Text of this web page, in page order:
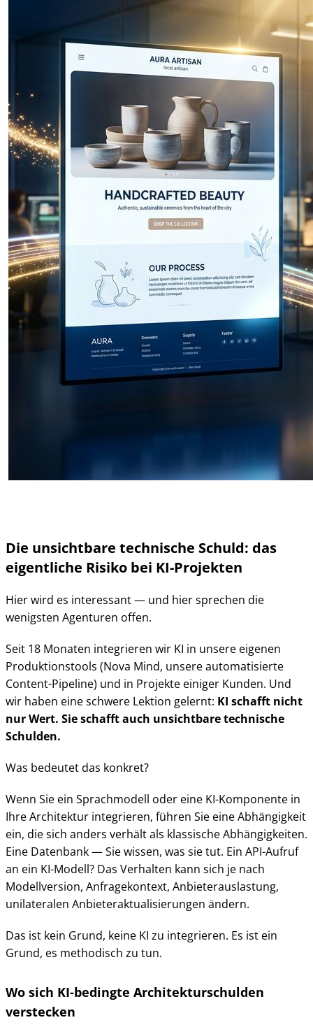
Die unsichtbare technische Schuld: das
eigentliche Risiko bei KI-Projekten
Hier wird es interessant — und hier sprechen die
wenigsten Agenturen offen.
Seit 18 Monaten integrieren wir KI in unsere eigenen
Produktionstools (Nova Mind, unsere automatisierte
Content-Pipeline) und in Projekte einiger Kunden. Und
wir haben eine schwere Lektion gelernt: KI schafft nicht
nur Wert. Sie schafft auch unsichtbare technische
Schulden.
Was bedeutet das konkret?
Wenn Sie ein Sprachmodell oder eine KI-Komponente in
Ihre Architektur integrieren, führen Sie eine Abhängigkeit
ein, die sich anders verhält als klassische Abhängigkeiten.
Eine Datenbank — Sie wissen, was sie tut. Ein API-Aufruf
an ein KI-Modell? Das Verhalten kann sich je nach
Modellversion, Anfragekontext, Anbieterauslastung,
unilateralen Anbieteraktualisierungen ändern.
Das ist kein Grund, keine KI zu integrieren. Es ist ein
Grund, es methodisch zu tun.
Wo sich KI-bedingte Architekturschulden
verstecken